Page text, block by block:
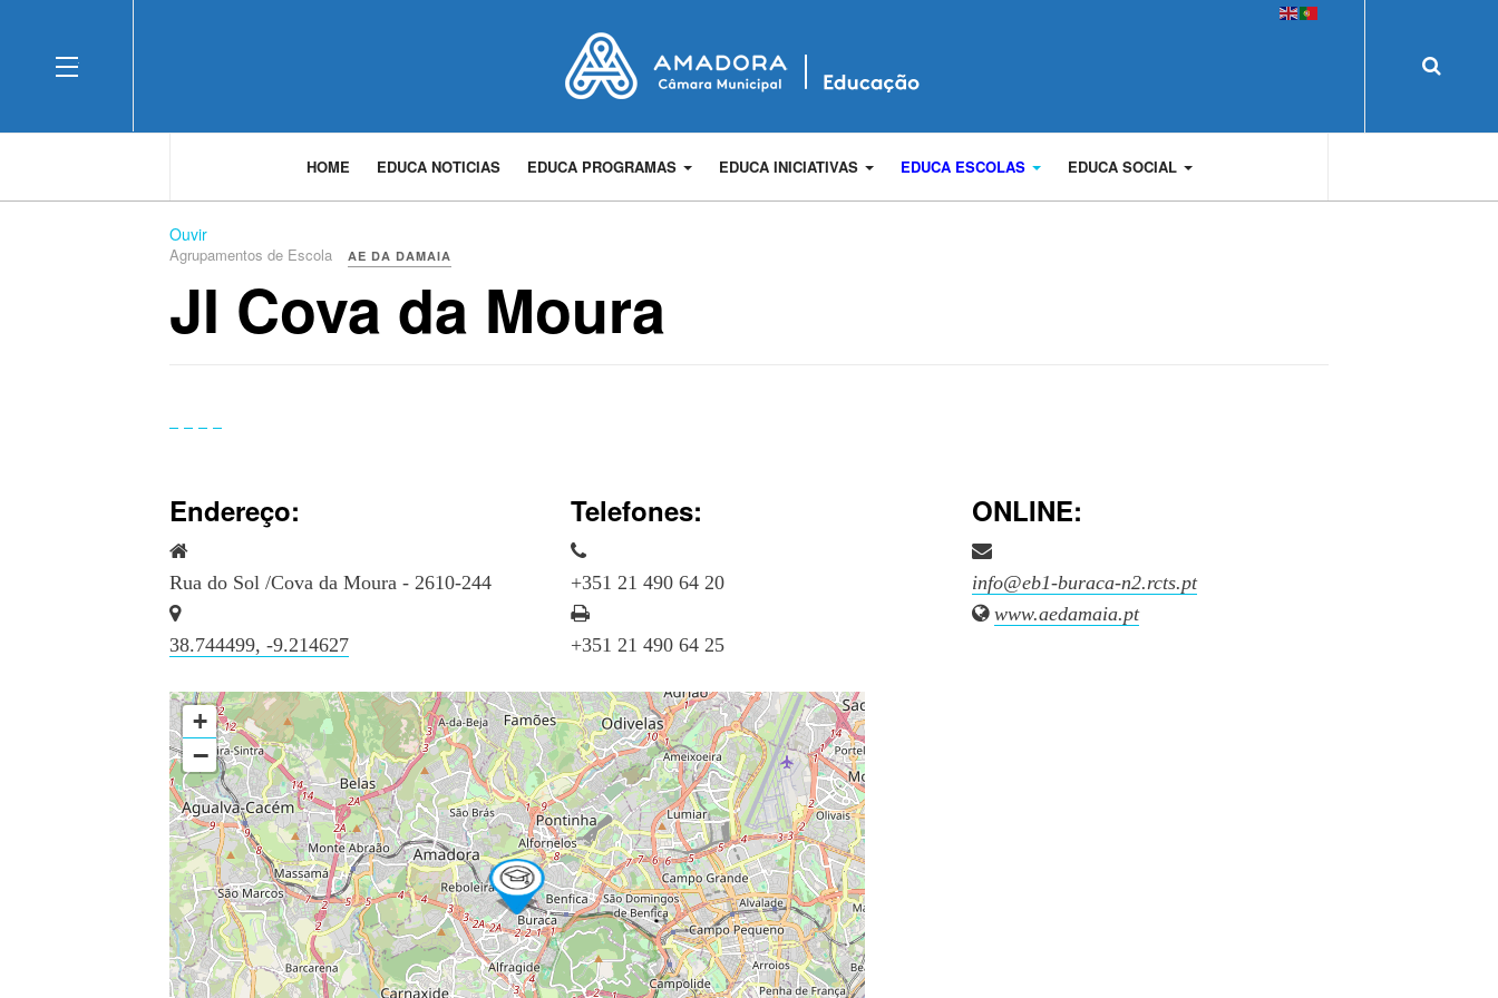
OFF CANVAS
HOME EDUCA NOTICIAS EDUCA PROGRAMAS EDUCA INICIATIVAS EDUCA ESCOLAS EDUCA SOCIAL
Ouvir
Agrupamentos de Escola AE DA DAMAIA
JI Cova da Moura
Endereço:
Rua do Sol /Cova da Moura - 2610-244
38.744499, -9.214627
Telefones:
+351 21 490 64 20
+351 21 490 64 25
ONLINE:
info@eb1-buraca-n2.rcts.pt
www.aedamaia.pt
+
−